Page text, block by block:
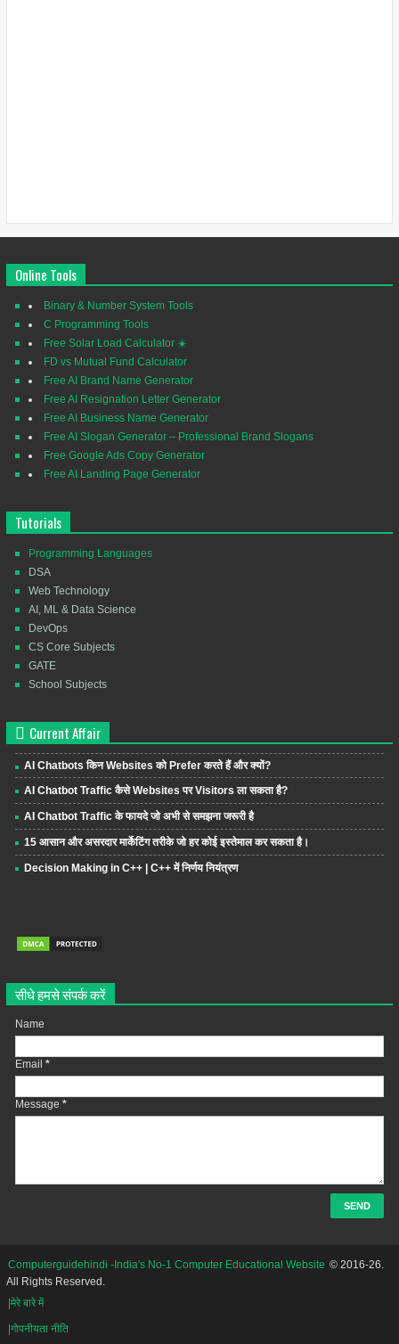
Online Tools
Binary & Number System Tools
C Programming Tools
Free Solar Load Calculator ☀️
FD vs Mutual Fund Calculator
Free AI Brand Name Generator
Free AI Resignation Letter Generator
Free AI Business Name Generator
Free AI Slogan Generator – Professional Brand Slogans
Free Google Ads Copy Generator
Free AI Landing Page Generator
Tutorials
Programming Languages
DSA
Web Technology
AI, ML & Data Science
DevOps
CS Core Subjects
GATE
School Subjects
Current Affair
AI Chatbots किन Websites को Prefer करते हैं और क्यों?
AI Chatbot Traffic कैसे Websites पर Visitors ला सकता है?
AI Chatbot Traffic के फायदे जो अभी से समझना जरूरी है
15 आसान और असरदार मार्केटिंग तरीके जो हर कोई इस्तेमाल कर सकता है।
Decision Making in C++ | C++ में निर्णय नियंत्रण
सीधे हमसे संपर्क करें
Name
Email *
Message *
Computerguidehindi -India's No-1 Computer Educational Website © 2016-26.
All Rights Reserved.
|मेरे बारे में
|गोपनीयता नीति